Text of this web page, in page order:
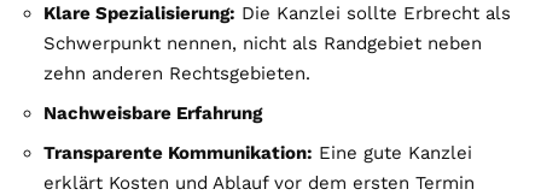
Klare Spezialisierung: Die Kanzlei sollte Erbrecht als
Schwerpunkt nennen, nicht als Randgebiet neben
zehn anderen Rechtsgebieten.
Nachweisbare Erfahrung
Transparente Kommunikation: Eine gute Kanzlei
erklärt Kosten und Ablauf vor dem ersten Termin